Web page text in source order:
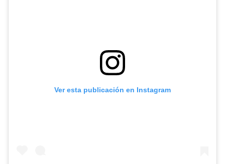
Ver esta publicación en Instagram